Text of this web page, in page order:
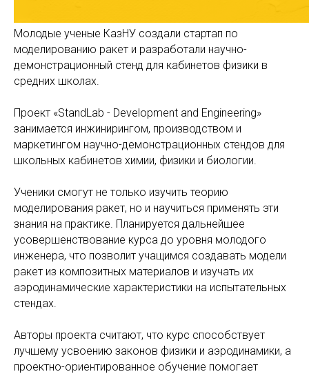
Молодые ученые КазНУ создали стартап по
моделированию ракет и разработали научно-
демонстрационный стенд для кабинетов физики в
средних школах.
Проект «StandLab - Development and Engineering»
занимается инжинирингом, производством и
маркетингом научно-демонстрационных стендов для
школьных кабинетов химии, физики и биологии.
Ученики смогут не только изучить теорию
моделирования ракет, но и научиться применять эти
знания на практике. Планируется дальнейшее
усовершенствование курса до уровня молодого
инженера, что позволит учащимся создавать модели
ракет из композитных материалов и изучать их
аэродинамические характеристики на испытательных
стендах.
Авторы проекта считают, что курс способствует
лучшему усвоению законов физики и аэродинамики, а
проектно-ориентированное обучение помогает